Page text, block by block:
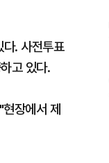
. 사전투표
고 있다.
장에서 제